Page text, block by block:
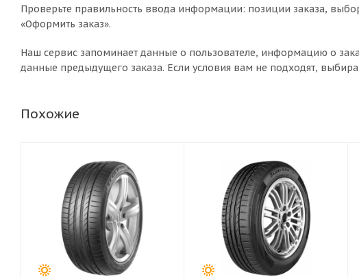
Проверьте правильность ввода информации: позиции заказа,
«Оформить заказ».
Наш сервис запоминает данные о пользователе, информацию о
данные предыдущего заказа. Если условия вам не подходят,
Похожие